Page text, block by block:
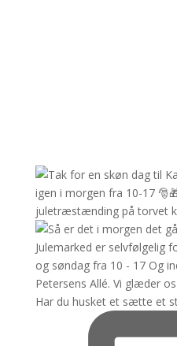
Har du husket et sætte et